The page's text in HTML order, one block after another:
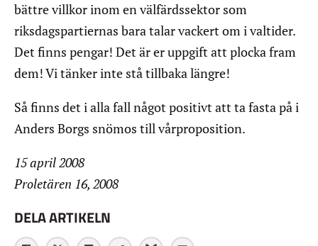
bättre villkor inom en välfärdssektor som
riksdagspartiernas bara talar vackert om i valtider.
Det finns pengar! Det är er uppgift att plocka fram
dem! Vi tänker inte stå tillbaka längre!
Så finns det i alla fall något positivt att ta fasta på i
Anders Borgs snömos till vårproposition.
15 april 2008
Proletären 16, 2008
DELA ARTIKELN